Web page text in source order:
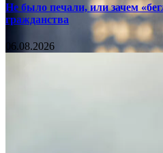
Не было печали, или зачем
гражданства
06.08.2026